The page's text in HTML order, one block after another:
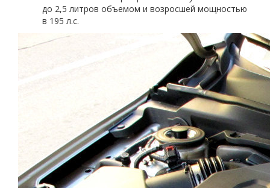
до 2,5 литров объемом и возросшей мощностью
в 195 л.с.